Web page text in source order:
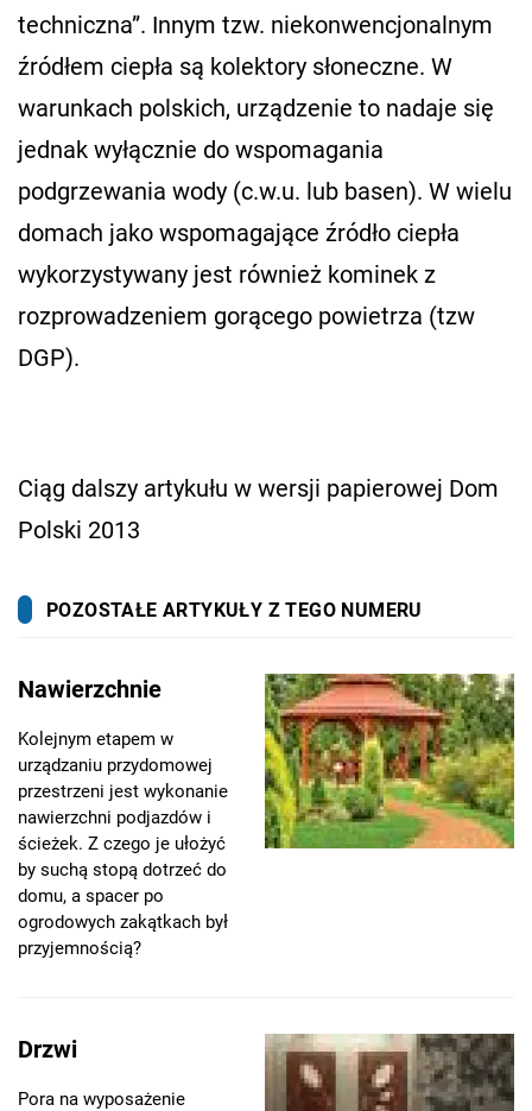
techniczna”. Innym tzw. niekonwencjonalnym
źródłem ciepła są kolektory słoneczne. W
warunkach polskich, urządzenie to nadaje się
jednak wyłącznie do wspomagania
podgrzewania wody (c.w.u. lub basen). W wielu
domach jako wspomagające źródło ciepła
wykorzystywany jest również kominek z
rozprowadzeniem gorącego powietrza (tzw
DGP).
Ciąg dalszy artykułu w wersji papierowej Dom
Polski 2013
POZOSTAŁE ARTYKUŁY Z TEGO NUMERU
Nawierzchnie
Kolejnym etapem w
urządzaniu przydomowej
przestrzeni jest wykonanie
nawierzchni podjazdów i
ścieżek. Z czego je ułożyć
by suchą stopą dotrzeć do
domu, a spacer po
ogrodowych zakątkach był
przyjemnością?
Drzwi
Pora na wyposażenie